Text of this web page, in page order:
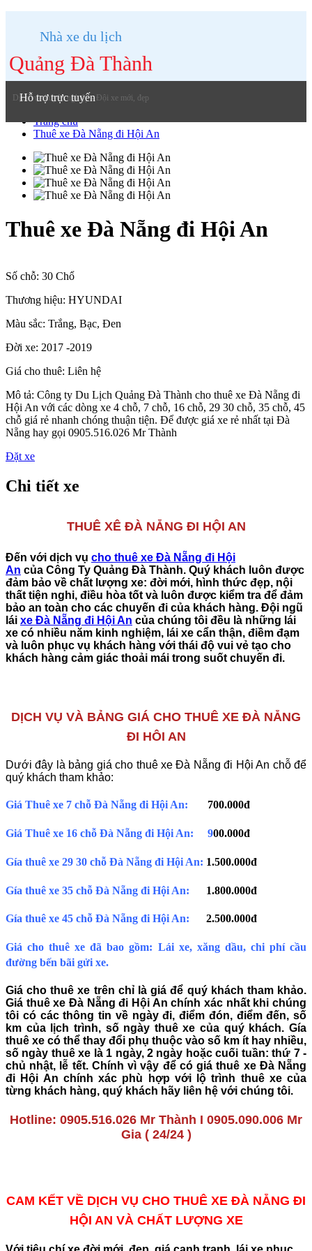
Nhà xe du lịch
Quảng Đà Thành
Dịch vụ chuyên nghiệp - Đội xe mới, đẹp
Hỗ trợ trực tuyến
Trang chủ
Thuê xe Đà Nẵng đi Hội An
Thuê xe Đà Nẵng đi Hội An
Số chỗ: 30 Chổ
Thương hiệu: HYUNDAI
Màu sắc: Trắng, Bạc, Đen
Đời xe: 2017 -2019
Giá cho thuê: Liên hệ
Mô tả: Công ty Du Lịch Quảng Đà Thành cho thuê xe Đà Nẵng đi
Hội An với các dòng xe 4 chỗ, 7 chỗ, 16 chỗ, 29 30 chỗ, 35 chỗ, 45
chỗ giá rẻ nhanh chóng thuận tiện. Để được giá xe rẻ nhất tại Đà
Nẵng hay gọi 0905.516.026 Mr Thành
Đặt xe
Chi tiết xe
THUÊ XÊ ĐÀ NẴNG ĐI HỘI AN
Đến với dịch vụ cho thuê xe Đà Nẵng đi Hội
An của Công Ty Quảng Đà Thành. Quý khách luôn được
đảm bảo về chất lượng xe: đời mới, hình thức đẹp, nội
thất tiện nghi, điều hòa tốt và luôn được kiểm tra để đảm
bảo an toàn cho các chuyến đi của khách hàng. Đội ngũ
lái xe Đà Nẵng đi Hội An của chúng tôi đều là những lái
xe có nhiều năm kinh nghiệm, lái xe cẩn thận, điềm đạm
và luôn phục vụ khách hàng với thái độ vui vẻ tạo cho
khách hàng cảm giác thoải mái trong suốt chuyến đi.
DỊCH VỤ VÀ BẢNG GIÁ CHO THUÊ XE ĐÀ NẴNG
ĐI HÔI AN
Dưới đây là bảng giá cho thuê xe Đà Nẵng đi Hội An chỗ để
quý khách tham khảo:
Giá Thuê xe 7 chỗ Đà Nẵng đi Hội An: 700.000đ
Giá Thuê xe 16 chỗ Đà Nẵng đi Hội An: 900.000đ
Gía thuê xe 29 30 chỗ Đà Nẵng đi Hội An: 1.500.000đ
Gía thuê xe 35 chỗ Đà Nẵng đi Hội An: 1.800.000đ
Gía thuê xe 45 chỗ Đà Nẵng đi Hội An: 2.500.000đ
Giá cho thuê xe đã bao gồm: Lái xe, xăng dầu, chi phí cầu
đường bến bãi gửi xe.
Giá cho thuê xe trên chỉ là giá để quý khách tham khảo.
Giá thuê xe Đà Nẵng đi Hội An chính xác nhất khi chúng
tôi có các thông tin về ngày đi, điểm đón, điểm đến, số
km của lịch trình, số ngày thuê xe của quý khách. Gía
thuê xe có thể thay đổi phụ thuộc vào số km ít hay nhiều,
số ngày thuê xe là 1 ngày, 2 ngày hoặc cuối tuần: thứ 7 -
chủ nhật, lễ tết. Chính vì vậy để có giáthuê xe Đà Nẵng
đi Hội An chính xác phù hợp với lộ trình thuê xe của
từng khách hàng, quý khách hãy liên hệ với chúng tôi.
Hotline: 0905.516.026 Mr Thành I 0905.090.006 Mr
Gia ( 24/24 )
CAM KẾT VỀ DỊCH VỤ CHO THUÊ XE ĐÀ NẴNG ĐI
HỘI AN VÀ CHẤT LƯỢNG XE